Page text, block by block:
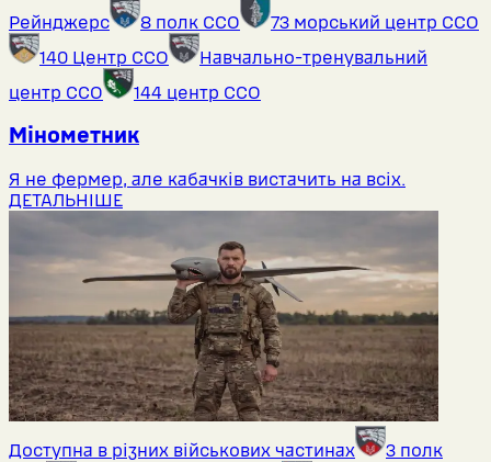
Рейнджерс
8 полк ССО
73 морський центр ССО
140 Центр ССО
Навчально-тренувальний
центр ССО
144 центр ССО
Мінометник
Я не фермер, але кабачків вистачить на всіх.
ДЕТАЛЬНІШЕ
Доступна в різних військових частинах
3 полк